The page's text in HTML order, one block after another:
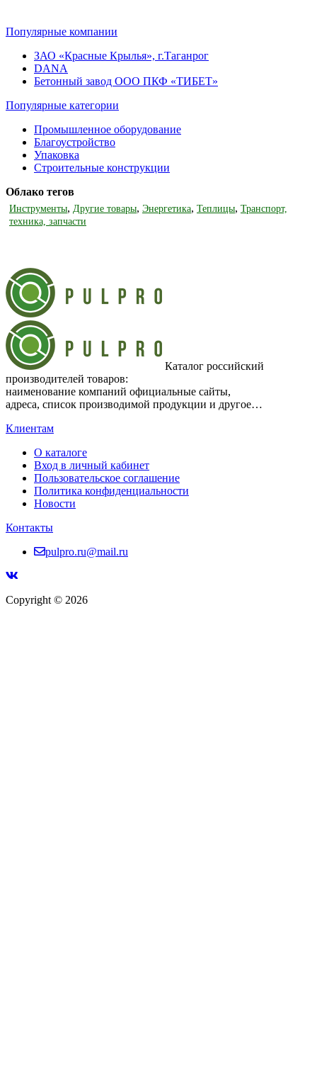
Популярные компании
ЗАО «Красные Крылья», г.Таганрог
DANA
Бетонный завод ООО ПКФ «ТИБЕТ»
Популярные категории
Промышленное оборудование
Благоустройство
Упаковка
Строительные конструкции
Облако тегов
Инструменты, Другие товары, Энергетика, Теплицы, Транспорт,
техника, запчасти
Каталог российский
производителей товаров:
наименование компаний официальные сайты,
адреса, список производимой продукции и другое…
Клиентам
О каталоге
Вход в личный кабинет
Пользовательское соглашение
Политика конфиденциальности
Новости
Контакты
pulpro.ru@mail.ru
Copyright © 2026